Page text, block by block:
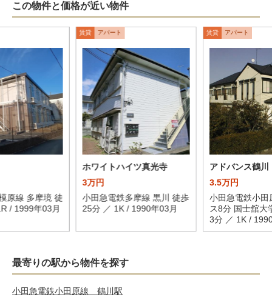
この物件と価格が近い物件
原線 多摩境 徒
/ 1999年03月
賃貸 アパート
ホワイトハイツ真光寺
3万円
小田急電鉄多摩線 黒川 徒歩
25分 ／ 1K / 1990年03月
賃貸 アパート
アドバンス鶴川
3.5万円
小田急電鉄小田
ス8分 国士舘大
3分 ／ 1K /
最寄りの駅から物件を探す
小田急電鉄小田原線 鶴川駅